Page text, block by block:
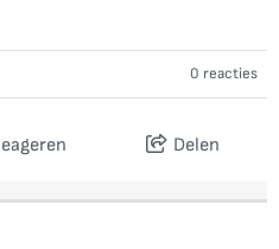
0 reacties
Delen